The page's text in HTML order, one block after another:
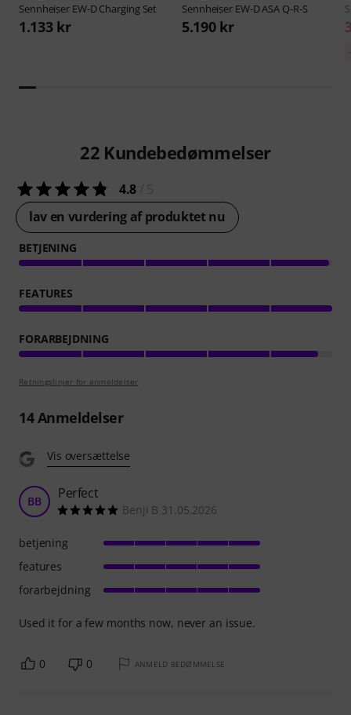
Sennheiser EW-D Charging Set
1.133 kr
Sennheiser EW-D ASA Q-R-S
5.190 kr
22 Kundebedømmelser
4.8
lav en vurdering af produktet nu
BETJENING
FEATURES
FORARBEJDNING
Retningslinjer for anmeldelser
14Anmeldelser
Vis oversættelse
BB Perfect
Benji B 31.05.2026
Used it for a few months now, never an issue.
betjening
features
forarbejdning
0 0 ANMELD BEDØMMELSE